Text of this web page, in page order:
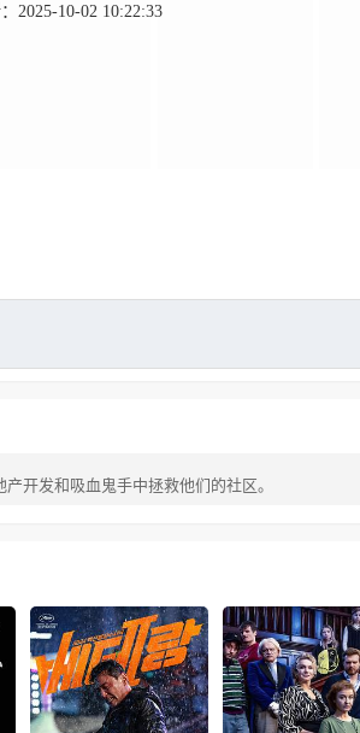
2025-10-02 10:22:33
开发和吸血鬼手中拯救他们的社区。